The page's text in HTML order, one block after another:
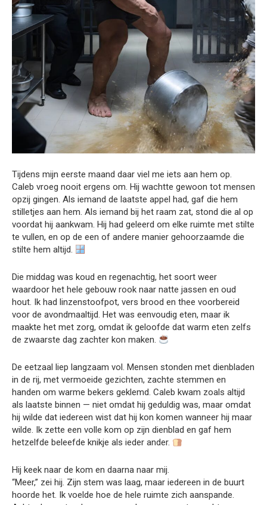
Tijdens mijn eerste maand daar viel me iets aan hem op.
Caleb vroeg nooit ergens om. Hij wachtte gewoon tot mensen
opzij gingen. Als iemand de laatste appel had, gaf die hem
stilletjes aan hem. Als iemand bij het raam zat, stond die al op
voordat hij aankwam. Hij had geleerd om elke ruimte met stilte
te vullen, en op de een of andere manier gehoorzaamde die
stilte hem altijd.
Die middag was koud en regenachtig, het soort weer
waardoor het hele gebouw rook naar natte jassen en oud
hout. Ik had linzenstoofpot, vers brood en thee voorbereid
voor de avondmaaltijd. Het was eenvoudig eten, maar ik
maakte het met zorg, omdat ik geloofde dat warm eten zelfs
de zwaarste dag zachter kon maken.
De eetzaal liep langzaam vol. Mensen stonden met dienbladen
in de rij, met vermoeide gezichten, zachte stemmen en
handen om warme bekers geklemd. Caleb kwam zoals altijd
als laatste binnen — niet omdat hij geduldig was, maar omdat
hij wilde dat iedereen wist dat hij kon komen wanneer hij maar
wilde. Ik zette een volle kom op zijn dienblad en gaf hem
hetzelfde beleefde knikje als ieder ander.
Hij keek naar de kom en daarna naar mij.
“Meer,” zei hij. Zijn stem was laag, maar iedereen in de buurt
hoorde het. Ik voelde hoe de hele ruimte zich aanspande.